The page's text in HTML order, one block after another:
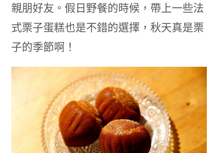
親朋好友。假日野餐的時候，帶上一些法
式栗子蛋糕也是不錯的選擇，秋天真是栗
子的季節啊！